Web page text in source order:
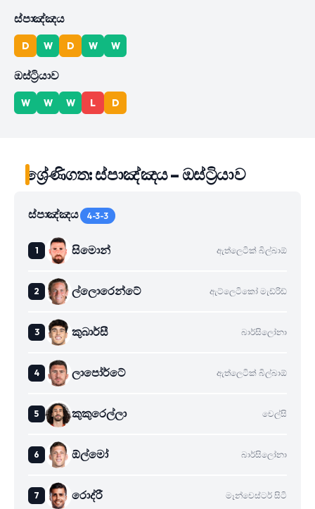
ස්පාඤ්ඤය
D W D W W
ඔස්ට්‍රියාව
W W W L D
ශ්‍රේණිගත: ස්පාඤ්ඤය – ඔස්ට්‍රියාව
ස්පාඤ්ඤය 4-3-3
සිමොන් ඇත්ලෙටික් බිල්බාඕ
ල්ලොරෙන්ටේ ඇට්ලෙටිකෝ මැඩ්රිඩ්
කුබාර්සී බාර්සිලෝනා
ලාපෝර්ටේ ඇත්ලෙටික් බිල්බාඕ
කුකුරෙල්ලා චෙල්සි
ඕල්මෝ බාර්සිලෝනා
රොද්රී මෑන්චෙස්ටර් සිටි